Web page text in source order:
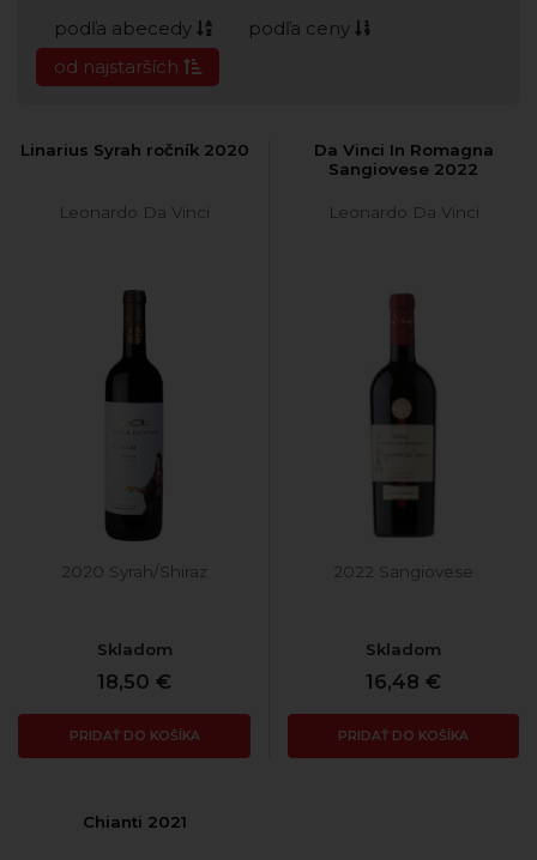
podľa abecedy
podľa ceny
od najstarších
Linarius Syrah ročník 2020
Leonardo Da Vinci
2020 Syrah/Shiraz
Skladom
18,50 €
PRIDAŤ DO KOŠÍKA
Da Vinci In Romagna
Sangiovese 2022
Leonardo Da Vinci
2022 Sangiovese
Skladom
16,48 €
PRIDAŤ DO KOŠÍKA
Chianti 2021